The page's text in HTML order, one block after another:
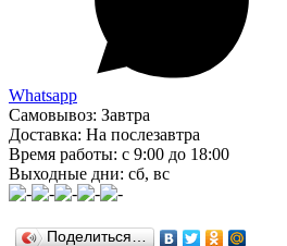
Whatsapp
Самовывоз: Завтра
Доставка: На послезавтра
Время работы: с 9:00 до 18:00
Выходные дни: сб, вс
Поделиться…